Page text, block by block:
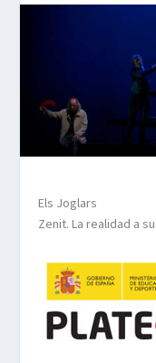
Els Joglars
Zenit. La realidad a